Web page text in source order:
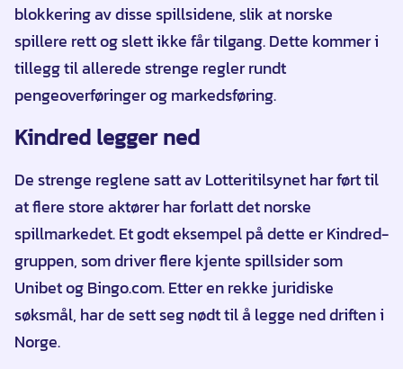
blokkering av disse spillsidene, slik at norske
spillere rett og slett ikke får tilgang. Dette kommer i
tillegg til allerede strenge regler rundt
pengeoverføringer og markedsføring.
Kindred legger ned
De strenge reglene satt av Lotteritilsynet har ført til
at flere store aktører har forlatt det norske
spillmarkedet. Et godt eksempel på dette er Kindred-
gruppen, som driver flere kjente spillsider som
Unibet og Bingo.com. Etter en rekke juridiske
søksmål, har de sett seg nødt til å legge ned driften i
Norge.